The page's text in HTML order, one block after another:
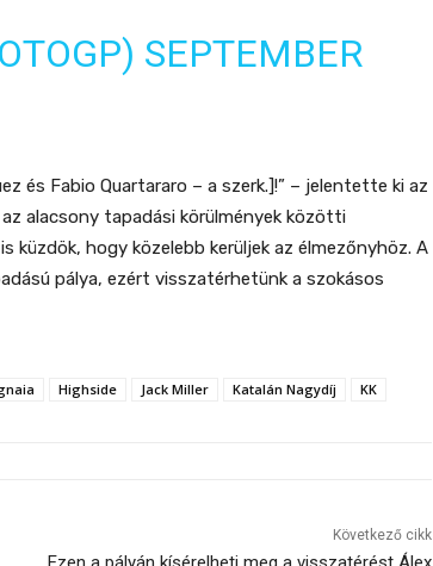
SEPTEMBER
és Fabio Quartararo – a szerk.]!” – jelentette ki az
alacsony tapadási körülmények közötti
küzdök, hogy közelebb kerüljek az élmezőnyhöz. A
pálya, ezért visszatérhetünk a szokásos
Highside Jack Miller Katalán Nagydíj KK
Következő cikk